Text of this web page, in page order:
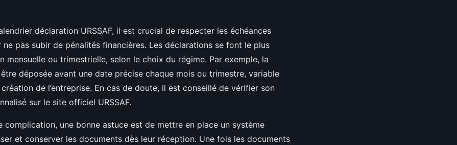
déclaration URSSAF, il est crucial de respecter les échéances
pas subir de pénalités financières. Les déclarations se font le plus
mensuelle ou trimestrielle, selon le choix du régime. Par exemple, la
déposée avant une date précise chaque mois ou trimestre, variable
de l’entreprise. En cas de doute, il est conseillé de vérifier son
sur le site officiel URSSAF.
complication, une bonne astuce est de mettre en place un système
et conserver les documents dès leur réception. Une fois les documents